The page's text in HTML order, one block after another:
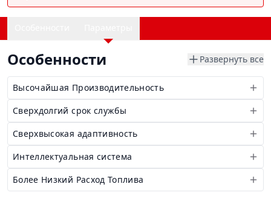
Особенности Развернуть все
Высочайшая Производительность
Сверхдолгий срок службы
Сверхвысокая адаптивность
Интеллектуальная система
Более Низкий Расход Топлива